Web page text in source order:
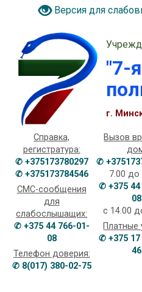
Версия для
"7-
г.
Справка,
регистратура:
✆ +375173780297
✆ +375173784546
СМС-сообщения
для
слабослышащих:
✆ +375 44 766-01-
08
Телефон доверия:
✆ 8(017) 380-02-75
Вызов
✆
7.00 до
✆ +375 44
08
с 14.00
Платные
✆ +375 17
46